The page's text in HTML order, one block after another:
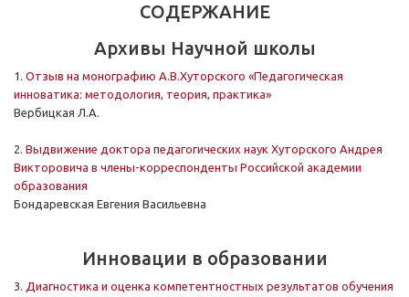
СОДЕРЖАНИЕ
Архивы Научной школы
1. Отзыв на монографию А.В.Хуторского «Педагогическая
инноватика: методология, теория, практика»
Вербицкая Л.А.
2. Выдвижение доктора педагогических наук Хуторского Андрея
Викторовича в члены-корреспонденты Российской академии
образования
Бондаревская Евгения Васильевна
Инновации в образовании
3. Диагностика и оценка компетентностных результатов обучения